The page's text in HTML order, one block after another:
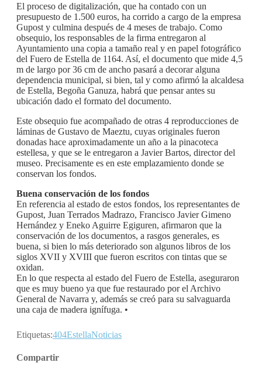
El proceso de digitalización, que ha contado con un
presupuesto de 1.500 euros, ha corrido a cargo de la empresa
Gupost y culmina después de 4 meses de trabajo. Como
obsequio, los responsables de la firma entregaron al
Ayuntamiento una copia a tamaño real y en papel fotográfico
del Fuero de Estella de 1164. Así, el documento que mide 4,5
m de largo por 36 cm de ancho pasará a decorar alguna
dependencia municipal, si bien, tal y como afirmó la alcaldesa
de Estella, Begoña Ganuza, habrá que pensar antes su
ubicación dado el formato del documento.
Este obsequio fue acompañado de otras 4 reproducciones de
láminas de Gustavo de Maeztu, cuyas originales fueron
donadas hace aproximadamente un año a la pinacoteca
estellesa, y que se le entregaron a Javier Bartos, director del
museo. Precisamente es en este emplazamiento donde se
conservan los fondos.
Buena conservación de los fondos
En referencia al estado de estos fondos, los representantes de
Gupost, Juan Terrados Madrazo, Francisco Javier Gimeno
Hernández y Eneko Aguirre Egiguren, afirmaron que la
conservación de los documentos, a rasgos generales, es
buena, si bien lo más deteriorado son algunos libros de los
siglos XVII y XVIII que fueron escritos con tintas que se
oxidan.
En lo que respecta al estado del Fuero de Estella, aseguraron
que es muy bueno ya que fue restaurado por el Archivo
General de Navarra y, además se creó para su salvaguarda
una caja de madera ignífuga. •
Etiquetas:404EstellaNoticias
Compartir